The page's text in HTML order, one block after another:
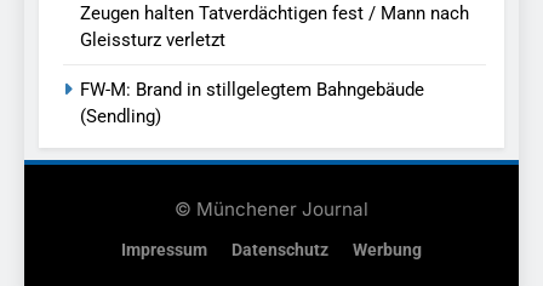
Zeugen halten Tatverdächtigen fest / Mann nach
Gleissturz verletzt
FW-M: Brand in stillgelegtem Bahngebäude
(Sendling)
© Münchener Journal
Impressum Datenschutz Werbung